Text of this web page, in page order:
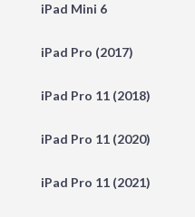
iPad Mini 6
iPad Pro (2017)
iPad Pro 11 (2018)
iPad Pro 11 (2020)
iPad Pro 11 (2021)